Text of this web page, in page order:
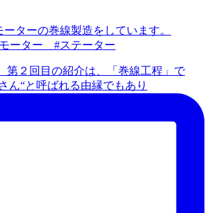
ターの巻線製造をしています。
ーター #ステーター
第２回目の紹介は、「巻線工程」で
ん“と呼ばれる由縁でもあり